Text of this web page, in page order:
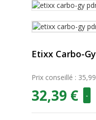
Etixx Carbo-
Prix conseillé :
32,39 € -